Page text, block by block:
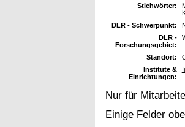
Stichwörter:
DLR - Schwerpunkt:
DLR -
Forschungsgebiet:
Standort:
Institute &
Einrichtungen:
Nur für
Einige Felder